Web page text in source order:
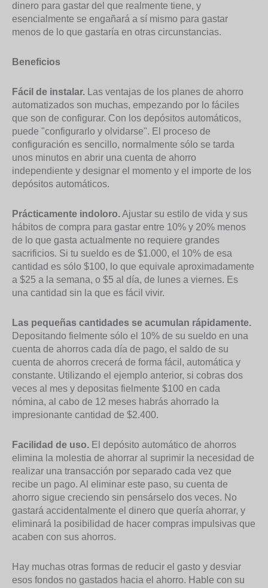
dinero para gastar del que realmente tiene, y
esencialmente se engañará a sí mismo para gastar
menos de lo que gastaría en otras circunstancias.
Beneficios
Fácil de instalar. Las ventajas de los planes de ahorro
automatizados son muchas, empezando por lo fáciles
que son de configurar. Con los depósitos automáticos,
puede "configurarlo y olvidarse". El proceso de
configuración es sencillo, normalmente sólo se tarda
unos minutos en abrir una cuenta de ahorro
independiente y designar el momento y el importe de los
depósitos automáticos.
Prácticamente indoloro.Ajustar su estilo de vida y sus
hábitos de compra para gastar entre 10% y 20% menos
de lo que gasta actualmente no requiere grandes
sacrificios. Si tu sueldo es de $1.000, el 10% de esa
cantidad es sólo $100, lo que equivale aproximadamente
a $25 a la semana, o $5 al día, de lunes a viernes. Es
una cantidad sin la que es fácil vivir.
Las pequeñas cantidades se acumulan rápidamente.
Depositando fielmente sólo el 10% de su sueldo en una
cuenta de ahorros cada día de pago, el saldo de su
cuenta de ahorros crecerá de forma fácil, automática y
constante. Utilizando el ejemplo anterior, si cobras dos
veces al mes y depositas fielmente $100 en cada
nómina, al cabo de 12 meses habrás ahorrado la
impresionante cantidad de $2.400.
Facilidad de uso. El depósito automático de ahorros
elimina la molestia de ahorrar al suprimir la necesidad de
realizar una transacción por separado cada vez que
recibe un pago. Al eliminar este paso, su cuenta de
ahorro sigue creciendo sin pensárselo dos veces. No
gastará accidentalmente el dinero que quería ahorrar, y
eliminará la posibilidad de hacer compras impulsivas que
acaben con sus ahorros.
Hay muchas otras formas de reducir el gasto y desviar
esos fondos no gastados hacia el ahorro. Hable con su